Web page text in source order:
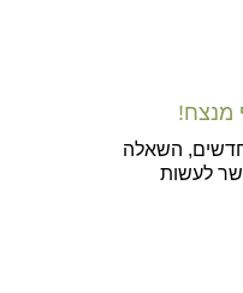
מנצח!
השאלה
לעשות